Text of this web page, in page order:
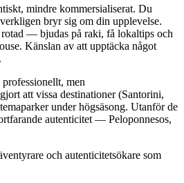
mindre kommersialiserat. Du
bryr sig om din upplevelse.
— bjudas på raki, få lokaltips och
Känslan av att upptäcka något
men
att vissa destinationer (Santorini,
under högsäsong. Utanför de
autenticitet — Peloponnesos,
och autenticitetsökare som